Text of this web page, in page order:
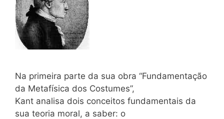
Na primeira parte da sua obra “Fundamentação
da Metafísica dos Costumes”,
Kant analisa dois conceitos fundamentais da
sua teoria moral, a saber: o